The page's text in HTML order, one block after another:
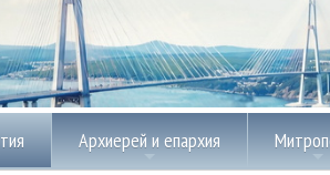
Архиерей и епархия